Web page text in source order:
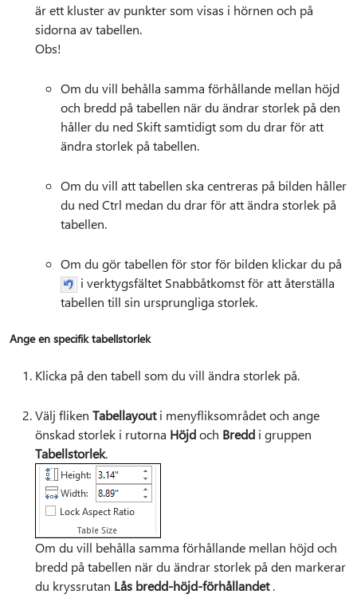
är ett kluster av punkter som visas i hörnen och på
sidorna av tabellen.
Obs!
Om du vill behålla samma förhållande mellan höjd
och bredd på tabellen när du ändrar storlek på den
håller du ned Skift samtidigt som du drar för att
ändra storlek på tabellen.
Om du vill att tabellen ska centreras på bilden håller
du ned Ctrl medan du drar för att ändra storlek på
tabellen.
Om du gör tabellen för stor för bilden klickar du på
i verktygsfältet Snabbåtkomst för att återställa
tabellen till sin ursprungliga storlek.
Ange en specifik tabellstorlek
Klicka på den tabell som du vill ändra storlek på.
Välj fliken Tabellayouti menyfliksområdet och ange
önskad storlek i rutorna Höjdoch Bredd i gruppen
Tabellstorlek.
Om du vill behålla samma förhållande mellan höjd och
bredd på tabellen när du ändrar storlek på den markerar
du kryssrutan Lås bredd-höjd-förhållandet.